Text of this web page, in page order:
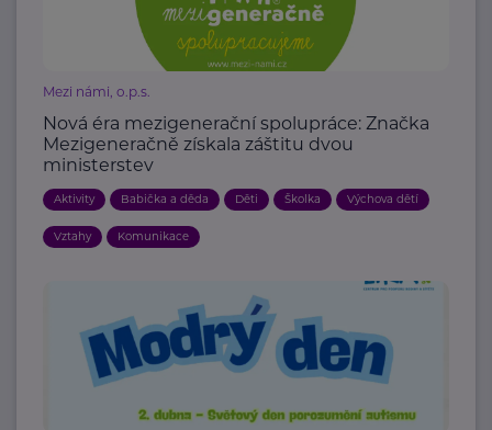
Mezi námi, o.p.s.
Nová éra mezigenerační spolupráce: Značka
Mezigeneračně získala záštitu dvou
ministerstev
Aktivity Babička a děda Děti Školka Výchova dětí
Vztahy Komunikace